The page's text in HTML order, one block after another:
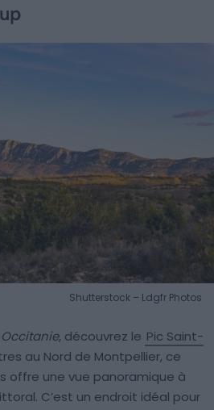
Shutterstock – Ldgfr Photos
Occitanie, découvrez le Pic Saint-
au Nord de Montpellier, ce
offre une vue panoramique à
C’est un endroit idéal pour